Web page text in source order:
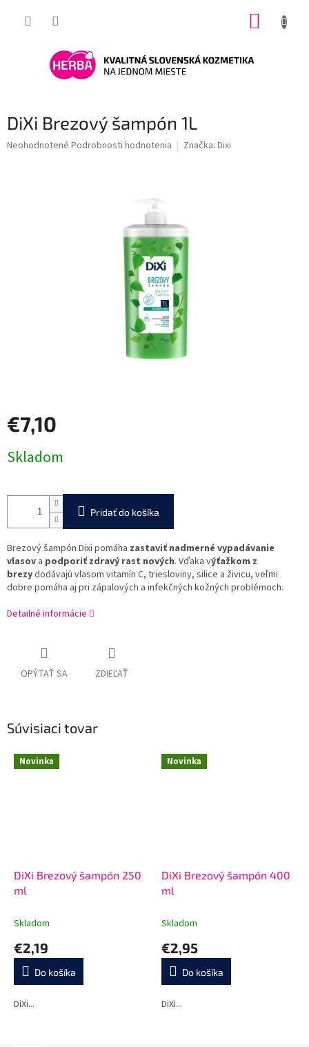
DiXi Brezový šampón 1L
Priemerné
Neohodnotené Podrobnosti hodnotenia Značka: Dixi
€7,10
cena:
Skladom
Pridať do košíka
Brezový šampón Dixi pomáha zastaviť nadmerné vypadávanie
vlasov a podporiť zdravý rast nových. Vďaka výťažkom z
brezydodávajú vlasom vitamín C, triesloviny, silice a živicu, veľmi
dobre pomáha aj pri zápalových a infekčných kožných problémoch.
Detailné informácie
OPÝTAŤ SA ZDIEĽAŤ
Súvisiaci tovar
Novinka
DiXi Brezový šampón 250
ml
Skladom
€2,19
Do košíka
DiXi...
Novinka
DiXi Brezový šampón 400
ml
Skladom
€2,95
Do košíka
DiXi...